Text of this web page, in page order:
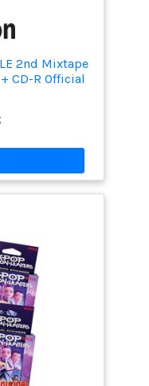
2nd Mixtape
CD-R Official